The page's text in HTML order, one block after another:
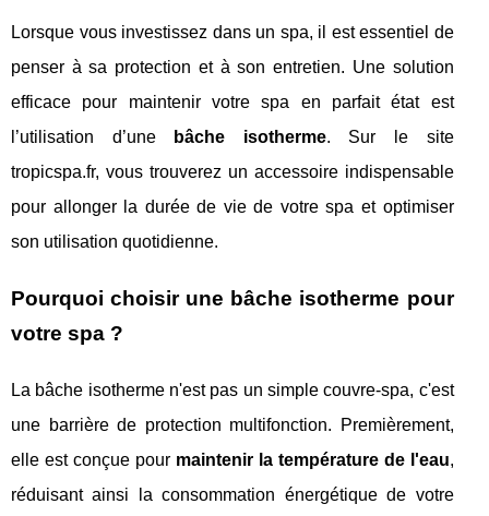
Lorsque vous investissez dans un spa, il est essentiel de
penser à sa protection et à son entretien. Une solution
efficace pour maintenir votre spa en parfait état est
l’utilisation d’une
bâche isotherme. Sur le site
tropicspa.fr, vous trouverez un accessoire indispensable
pour allonger la durée de vie de votre spa et optimiser
son utilisation quotidienne.
Pourquoi choisir une bâche isotherme pour
votre spa ?
La bâche isotherme n'est pas un simple couvre-spa, c'est
une barrière de protection multifonction. Premièrement,
elle est conçue pour maintenir la température de l'eau,
réduisant ainsi la consommation énergétique de votre